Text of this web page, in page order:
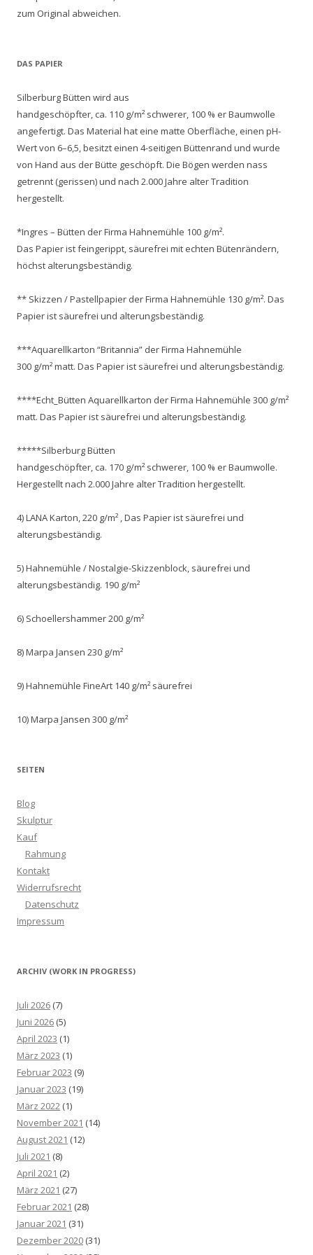
zum Original abweichen.
DAS PAPIER
Silberburg Bütten wird aus
handgeschöpfter, ca. 110 g/m² schwerer, 100 % er Baumwolle
angefertigt. Das Material hat eine matte Oberfläche, einen pH-
Wert von 6–6,5, besitzt einen 4-seitigen Büttenrand und wurde
von Hand aus der Bütte geschöpft. Die Bögen werden nass
getrennt (gerissen) und nach 2.000 Jahre alter Tradition
hergestellt.
*Ingres – Bütten der Firma Hahnemühle 100 g/m².
Das Papier ist feingerippt, säurefrei mit echten Bütenrändern,
höchst alterungsbeständig.
** Skizzen / Pastellpapier der Firma Hahnemühle 130 g/m². Das
Papier ist säurefrei und alterungsbeständig.
***Aquarellkarton “Britannia” der Firma Hahnemühle
300 g/m² matt. Das Papier ist säurefrei und alterungsbeständig.
****Echt_Bütten Aquarellkarton der Firma Hahnemühle 300 g/m²
matt. Das Papier ist säurefrei und alterungsbeständig.
*****Silberburg Bütten
handgeschöpfter, ca. 170 g/m² schwerer, 100 % er Baumwolle.
Hergestellt nach 2.000 Jahre alter Tradition hergestellt.
4) LANA Karton, 220 g/m² , Das Papier ist säurefrei und
alterungsbeständig.
5) Hahnemühle / Nostalgie-Skizzenblock, säurefrei und
alterungsbeständig. 190 g/m²
6) Schoellershammer 200 g/m²
8) Marpa Jansen 230 g/m²
9) Hahnemühle FineArt 140 g/m² säurefrei
10) Marpa Jansen 300 g/m²
SEITEN
Blog
Skulptur
Kauf
Rahmung
Kontakt
Widerrufsrecht
Datenschutz
Impressum
ARCHIV (WORK IN PROGRESS)
Juli 2026 (7)
Juni 2026 (5)
April 2023 (1)
März 2023 (1)
Februar 2023 (9)
Januar 2023 (19)
März 2022 (1)
November 2021 (14)
August 2021 (12)
Juli 2021 (8)
April 2021 (2)
März 2021 (27)
Februar 2021 (28)
Januar 2021 (31)
Dezember 2020 (31)